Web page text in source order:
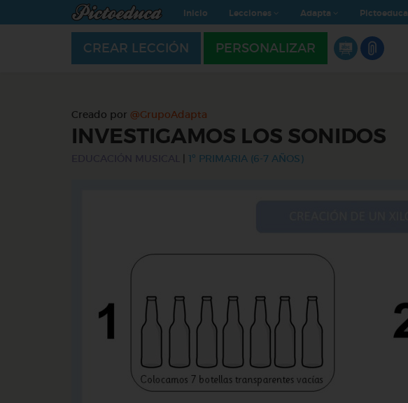
Inicio Lecciones Adapta Pictoeduca
CREAR LECCIÓN PERSONALIZAR
Creado por @GrupoAdapta
INVESTIGAMOS LOS SONIDOS
1º PRIMARIA (6-7 AÑOS)